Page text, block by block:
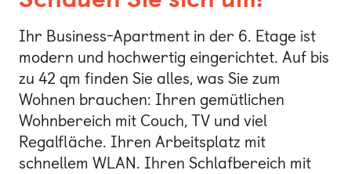
Ihr Business-Apartment in der 6. Etage ist
modern und hochwertig eingerichtet. Auf bis
zu 42 qm finden Sie alles, was Sie zum
Wohnen brauchen: Ihren gemütlichen
Wohnbereich mit Couch, TV und viel
Regalfläche. Ihren Arbeitsplatz mit
schnellem WLAN. Ihren Schlafbereich mit